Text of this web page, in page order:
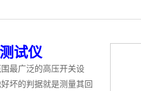
试仪
最广泛的高压开关设
坏的判据就是测量其回